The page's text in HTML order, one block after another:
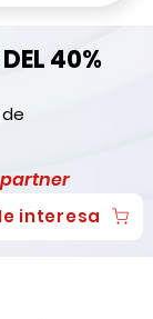
interesa
40%
partner